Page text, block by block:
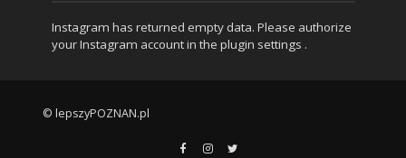
Instagram has returned empty data. Please authorize
your Instagram account in the plugin settings .
© lepszyPOZNAN.pl